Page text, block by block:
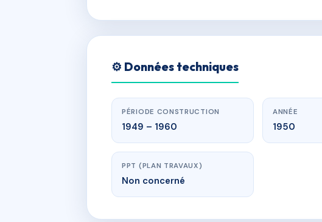
⚙️ Données techniques
PÉRIODE CONSTRUCTION
1949 – 1960
ANNÉE
1950
PPT (PLAN TRAVAUX)
Non concerné